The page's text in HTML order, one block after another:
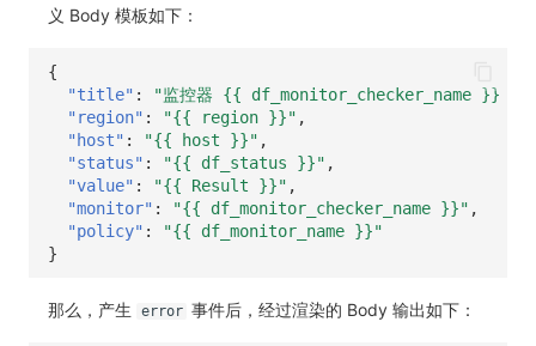
义 Body 模板如下：
{
"title" :
"监控器 {{ df_monitor_checker_name }}
"region" : "{{ region }}" ,
"host" : "{{ host }}" ,
"status" : "{{ df_status }}" ,
"value" : "{{ Result }}" ,
"monitor" : "{{ df_monitor_checker_name }}" ,
"policy" :
"{{ df_monitor_name }}"
}
那么，产生 error 事件后，经过渲染的 Body 输出如下：